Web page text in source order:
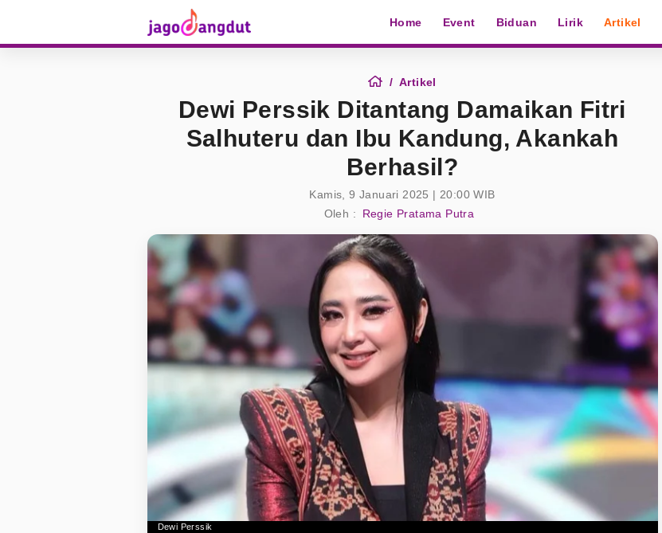
Home Event Biduan Lirik Artikel
Artikel
Dewi Perssik Ditantang Damaikan Fitri
Salhuteru dan Ibu Kandung, Akankah
Berhasil?
Kamis, 9 Januari 2025 | 20:00 WIB
Oleh :
Regie Pratama Putra
Dewi Perssik